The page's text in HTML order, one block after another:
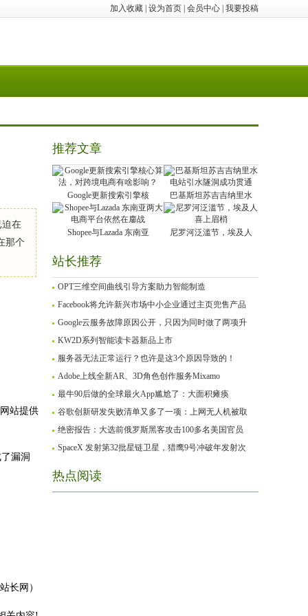
加入收藏 设为首页 会员中心 我要投稿
迫在
那个
站提供
漏洞
长网）
推荐文章
Google更新搜索引擎核 巴基斯坦苏吉吉纳里水
Shopee与Lazada 东南亚 尼罗河泛滥节，埃及人
站长推荐
OPT三维空间曲线引导方案助力智能制造
Facebook将允许新兴市场中小企业通过主页兜售产品
Google云服务故障原因公开，只因为同时做了两项升
KW2D系列智能读卡器新品上市
服务器无法正常运行？也许是这3个原因导致的！
Adobe上线全新AR、3D角色创作服务Mixamo
最牛90后做的全球最火App尴尬了：大面积瘫痪
谷歌创新研发失败清单又多了一项：上网无人机被取
绝密报告：大选前俄罗斯黑客攻击100多名美国官员
SpaceX 发射第32批星链卫星，猎鹰9号冲破年发射次
热点阅读